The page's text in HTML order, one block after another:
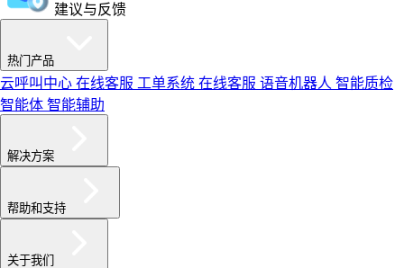
建议与反馈
热门产品
云呼叫中心 在线客服 工单系统 在线客服 语音机器人 智能质检
智能体 智能辅助
解决方案
帮助和支持
关于我们